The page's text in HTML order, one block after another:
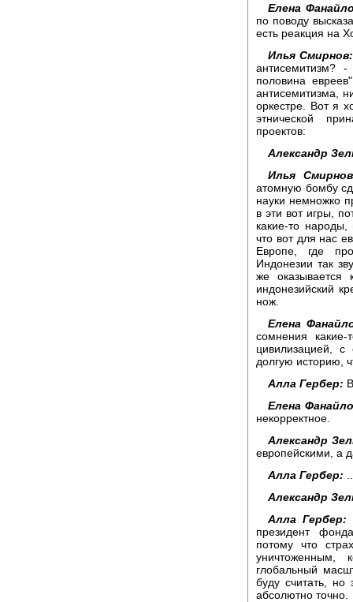
Елена
по поводу
есть реакция на
Илья Смирнов:
антисемитизм?
половина
антисемитизма,
оркестре. Вот я
этнической
проектов:
Александр
Илья
атомную бомбу
науки немножко
в эти вот игры,
какие-то
что вот для нас
Европе, где
Индонезии так
же оказывается
индонезийский
нож.
Елена
сомнения
цивилизацией,
долгую историю,
Алла Гербер:
Елена
некорректное.
Александр
европейскими, а
Алла Гербер:
Александр
Алла Гербер:
президент
потому что
уничтоженным,
глобальный
буду считать, но
абсолютно точно.